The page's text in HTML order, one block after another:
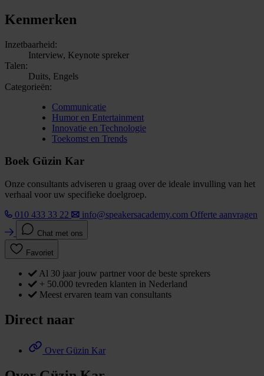
Kenmerken
Inzetbaarheid:
Interview, Keynote spreker
Talen:
Duits, Engels
Categorieën:
Communicatie
Humor en Entertainment
Innovatie en Technologie
Toekomst en Trends
Boek Güzin Kar
Onze consultants adviseren u graag over de ideale invulling van het
verhaal voor uw specifieke doelgroep.
010 433 33 22
info@speakersacademy.com Offerte aanvragen
Chat met ons
Favoriet
Al 30 jaar jouw partner voor de beste sprekers
+ 50.000 tevreden klanten in Nederland
Meest ervaren team van consultants
Direct naar
Over Güzin Kar